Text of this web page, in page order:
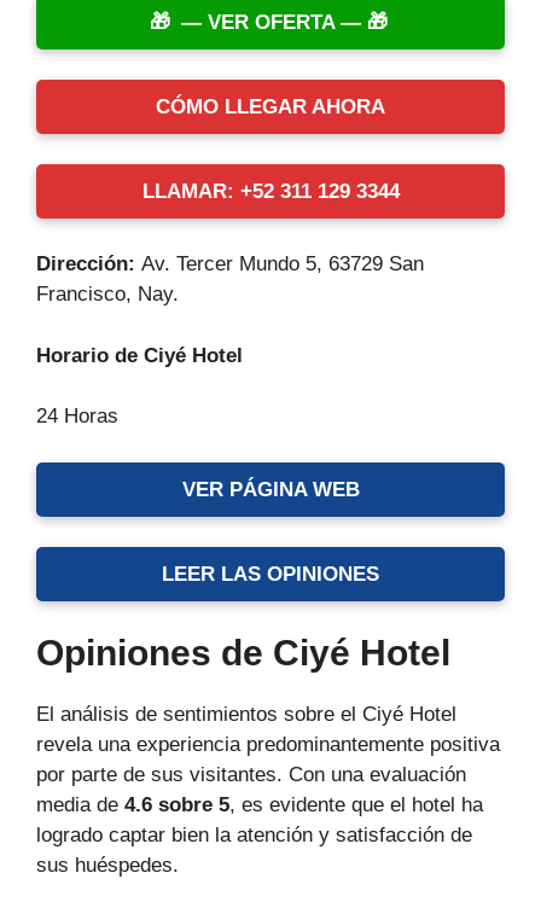
— VER OFERTA —
CÓMO LLEGAR AHORA
LLAMAR: +52 311 129 3344
Dirección: Av. Tercer Mundo 5, 63729 San
Francisco, Nay.
Horario de Ciyé Hotel
24 Horas
VER PÁGINA WEB
LEER LAS OPINIONES
Opiniones de Ciyé Hotel
El análisis de sentimientos sobre el Ciyé Hotel
revela una experiencia predominantemente positiva
por parte de sus visitantes. Con una evaluación
media de 4.6 sobre 5, es evidente que el hotel ha
logrado captar bien la atención y satisfacción de
sus huéspedes.